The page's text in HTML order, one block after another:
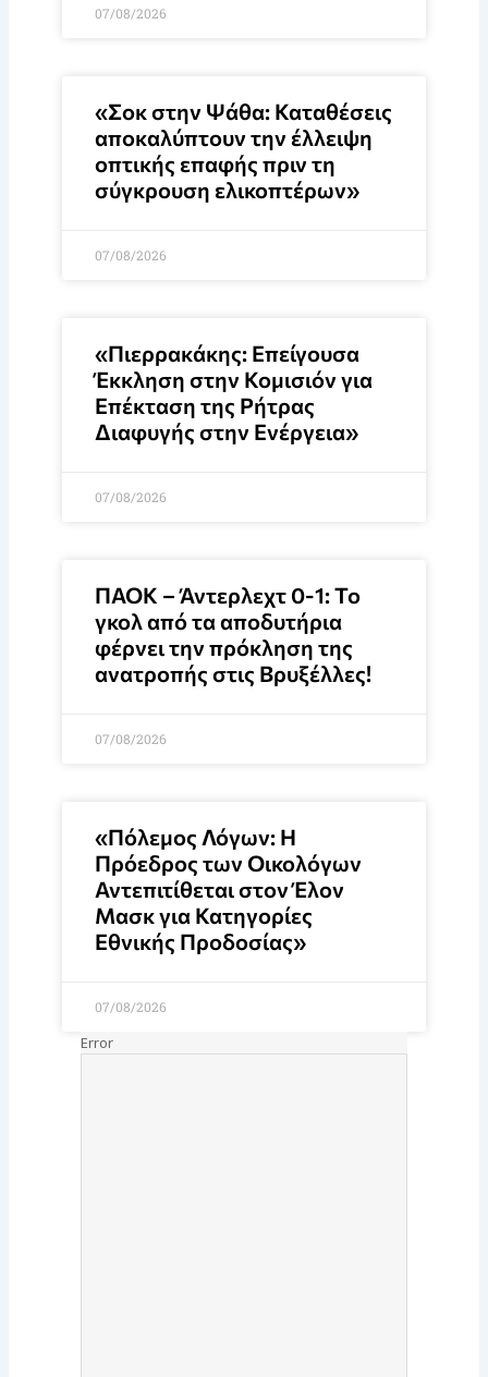
07/08/2026
«Σοκ στην Ψάθα: Καταθέσεις
αποκαλύπτουν την έλλειψη
οπτικής επαφής πριν τη
σύγκρουση ελικοπτέρων»
07/08/2026
«Πιερρακάκης: Επείγουσα
Έκκληση στην Κομισιόν για
Επέκταση της Ρήτρας
Διαφυγής στην Ενέργεια»
07/08/2026
ΠΑΟΚ – Άντερλεχτ 0-1: Το
γκολ από τα αποδυτήρια
φέρνει την πρόκληση της
ανατροπής στις Βρυξέλλες!
07/08/2026
«Πόλεμος Λόγων: Η
Πρόεδρος των Οικολόγων
Αντεπιτίθεται στον Έλον
Μασκ για Κατηγορίες
Εθνικής Προδοσίας»
07/08/2026